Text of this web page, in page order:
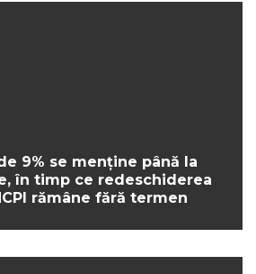
9% se menține până la
în timp ce redeschiderea
rămâne fără termen